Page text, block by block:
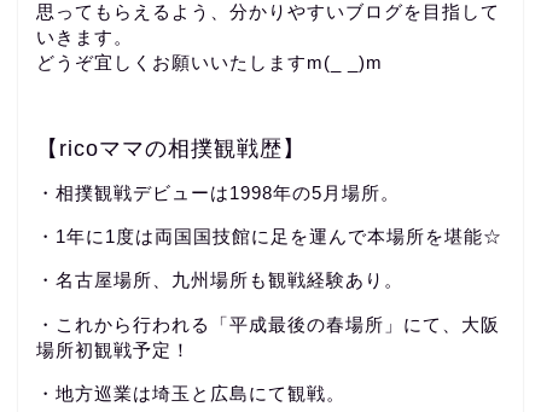
思ってもらえるよう、分かりやすいブログを目指して
いきます。
どうぞ宜しくお願いいたしますm(_ _)m
【ricoママの相撲観戦歴】
・相撲観戦デビューは1998年の5月場所。
・1年に1度は両国国技館に足を運んで本場所を堪能☆
・名古屋場所、九州場所も観戦経験あり。
・これから行われる「平成最後の春場所」にて、大阪
場所初観戦予定！
・地方巡業は埼玉と広島にて観戦。